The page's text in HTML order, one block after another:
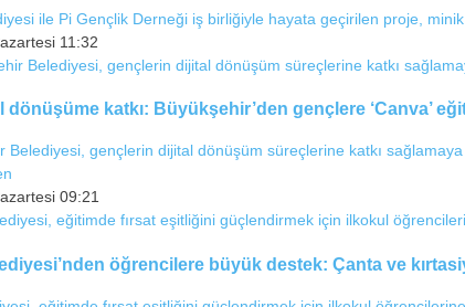
ile Pi Gençlik Derneği iş birliğiyle hayata geçirilen proje,
11:32
dönüşüme katkı: Büyükşehir’den gençlere ‘Canva’
Belediyesi, gençlerin dijital dönüşüm süreçlerine katkı
09:21
öğrencilere büyük destek: Çanta ve